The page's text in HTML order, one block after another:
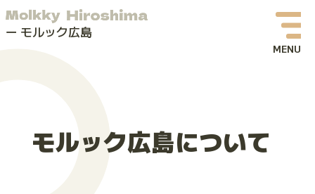
モルックってなに？
モルック広島
モルック広島について